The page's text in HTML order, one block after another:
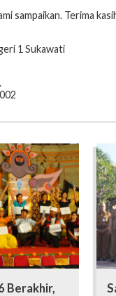
sampaikan. Terima
1 Sukawati
Berakhir,